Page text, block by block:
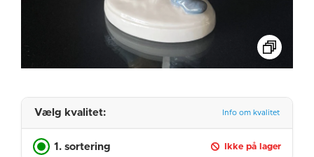
Vælg kvalitet: Info om kvalitet
1. sortering Ikke på lager